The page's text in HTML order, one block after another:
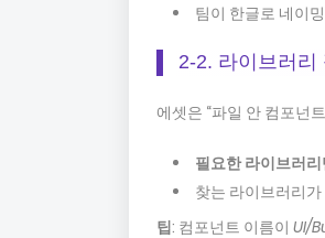
팀이 한글로 네이
2-2. 라이브러리
에셋은 “파일 안 컴포넌
필요한 라이브러
찾는 라이브러리
팁: 컴포넌트 이름이 UI/